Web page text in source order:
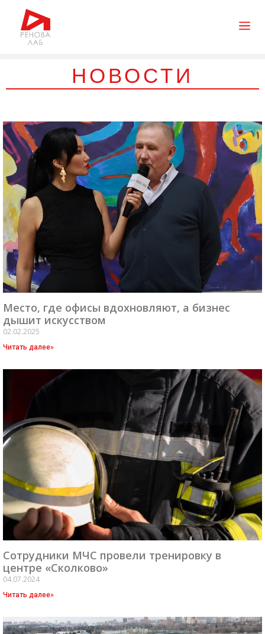
НОВОСТИ
Место, где офисы вдохновляют, а бизнес
дышит искусством
02.02.2025
Читать далее»
Cотрудники МЧС провели тренировку в
центре «Сколково»
04.07.2024
Читать далее»